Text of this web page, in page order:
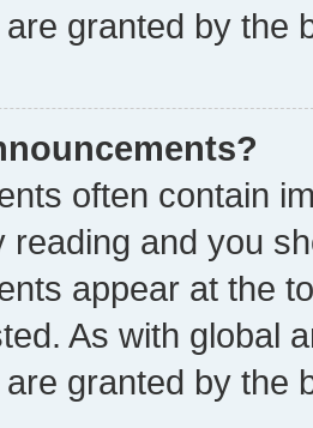
granted by the
often contain
reading and you
appear at the
As with global
granted by the